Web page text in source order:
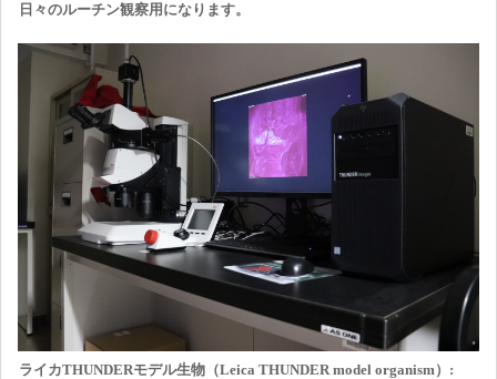
日々のルーチン観察用になります。
ライカTHUNDERモデル生物（Leica THUNDER model organism）: